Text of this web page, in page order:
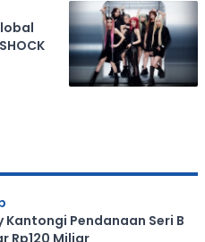
Kantongi Pendanaan Seri B